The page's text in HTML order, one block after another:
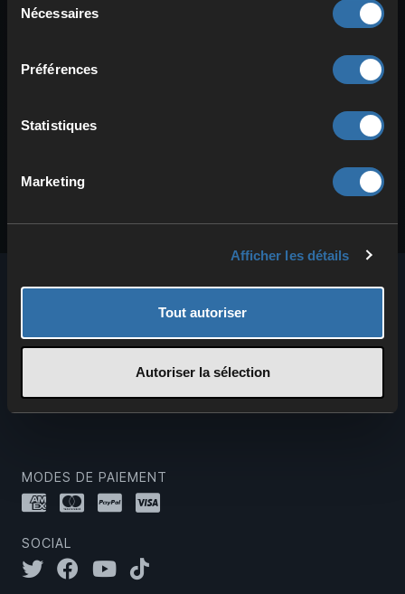
Nécessaires
Préférences
Statistiques
Marketing
Afficher les détails
Tout autoriser
Autoriser la sélection
Animalia
Depuis plus de 20 ans, 4Netplayers te propose,
ainsi qu'à tes amis, des serveurs vocaux et de jeux
haute performance pour plus de 100 jeux.
MODES DE PAIEMENT
SOCIAL